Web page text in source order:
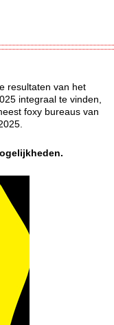
resultaten van het
integraal te vinden,
foxy bureaus van